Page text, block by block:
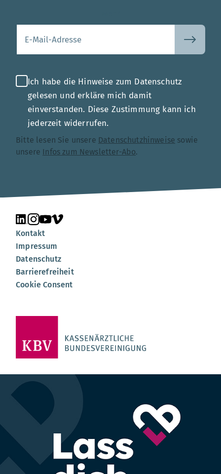
Ich habe die Hinweise zum Datenschutz
gelesen und erkläre mich damit
einverstanden. Diese Zustimmung kann ich
jederzeit widerrufen.
Bitte lesen Sie unsere Datenschutzhinweise sowie
unsere Infos zum Newsletter-Abo.
Unsere Seite auf LinkedIn
Unsere Seite auf Instagram
Unsere Seite auf YouTube
Unsere Seite auf Vimeo
Kontakt
Impressum
Datenschutz
Barrierefreiheit
Cookie Consent